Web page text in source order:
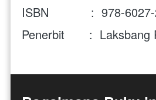
ISBN            :  978-
Penerbit       :  Laksbang